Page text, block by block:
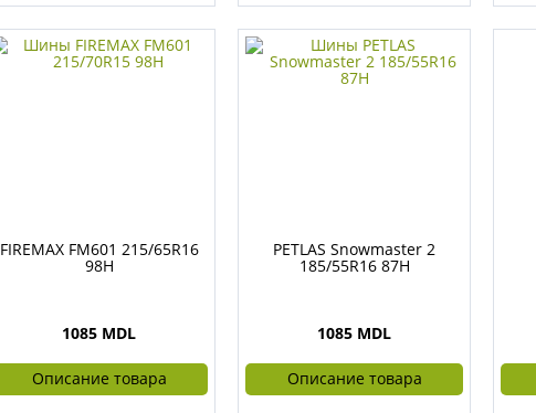
FIREMAX FM601 215/65R16
98H
1085 MDL
Описание товара
PETLAS Snowmaster 2
185/55R16 87H
1085 MDL
Описание товара